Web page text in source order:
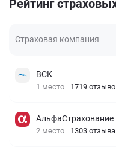
Рейтинг
Страховая компания
ВСК
1 место 1719
АльфаСтрахование
2 место 1303 отзыва